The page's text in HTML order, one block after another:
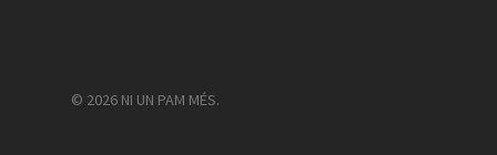
© 2026 NI UN PAM MÉS.